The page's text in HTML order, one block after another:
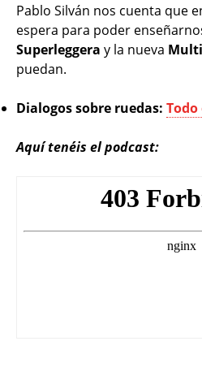
Pablo Silván nos cuenta que
espera para poder
Superleggera y la nueva
puedan.
Dialogos sobre ruedas:
Aquí tenéis el podcast: